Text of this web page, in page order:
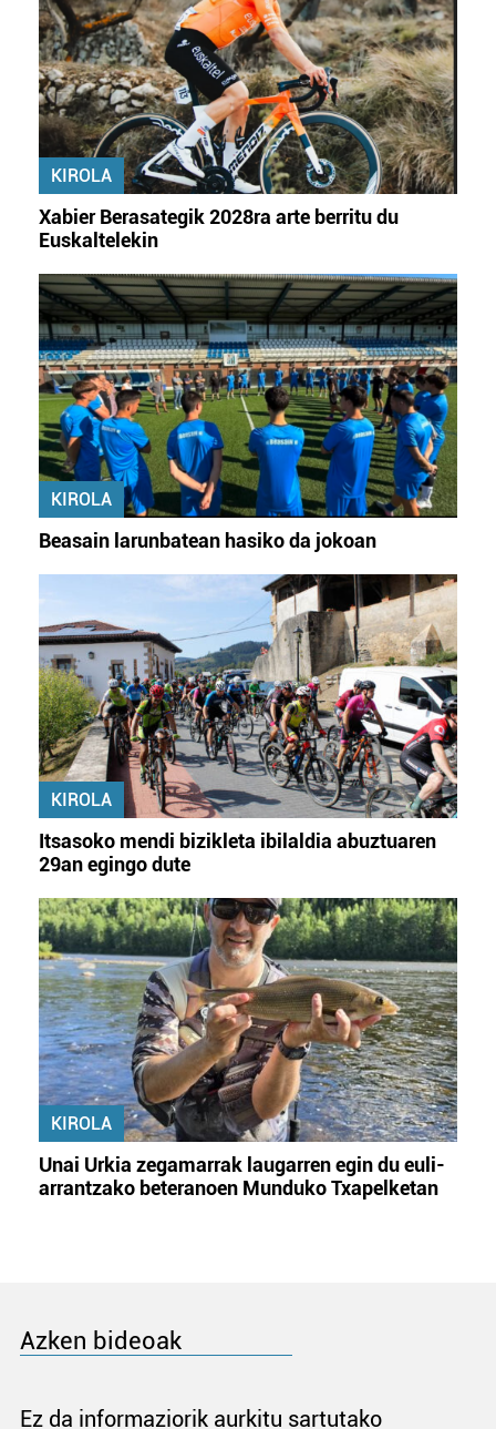
KIROLA
Xabier Berasategik 2028ra arte berritu du
Euskaltelekin
KIROLA
Beasain larunbatean hasiko da jokoan
KIROLA
Itsasoko mendi bizikleta ibilaldia abuztuaren
29an egingo dute
KIROLA
Unai Urkia zegamarrak laugarren egin du euli-
arrantzako beteranoen Munduko Txapelketan
Azken bideoak
Ez da informaziorik aurkitu sartutako